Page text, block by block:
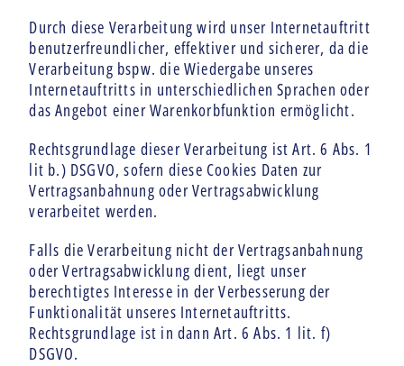
Durch diese Verarbeitung wird unser Internetauftritt
benutzerfreundlicher, effektiver und sicherer, da die
Verarbeitung bspw. die Wiedergabe unseres
Internetauftritts in unterschiedlichen Sprachen oder
das Angebot einer Warenkorbfunktion ermöglicht.
Rechtsgrundlage dieser Verarbeitung ist Art. 6 Abs. 1
lit b.) DSGVO, sofern diese Cookies Daten zur
Vertragsanbahnung oder Vertragsabwicklung
verarbeitet werden.
Falls die Verarbeitung nicht der Vertragsanbahnung
oder Vertragsabwicklung dient, liegt unser
berechtigtes Interesse in der Verbesserung der
Funktionalität unseres Internetauftritts.
Rechtsgrundlage ist in dann Art. 6 Abs. 1 lit. f)
DSGVO.